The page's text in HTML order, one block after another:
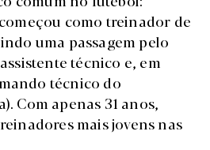
como treinador de
uma passagem pelo
técnico e, em
técnico do
Com apenas 31 anos,
mais jovens nas